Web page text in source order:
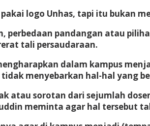
logo Unhas, tapi itu bukan
perbedaan pandangan atau
tali persaudaraan.
dalam kampus
menyebarkan hal-hal yang
atau sorotan dari sejumlah
meminta agar hal tersebut